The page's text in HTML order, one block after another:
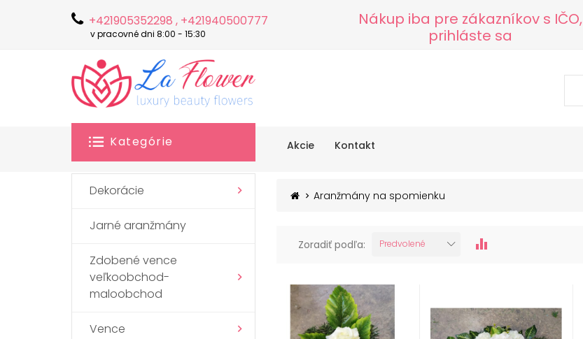
+421905352298 , +421940500777
v pracovné dni 8:00 - 15:30
Nákup iba pre zákazníkov s IČO,
prihláste sa
Kategórie Akcie Kontakt
Dekorácie
Jarné aranžmány
Zdobené vence
veľkoobchod-
maloobchod
Vence
Aranžmány na spomienku
Zoradiť podľa: Predvolené